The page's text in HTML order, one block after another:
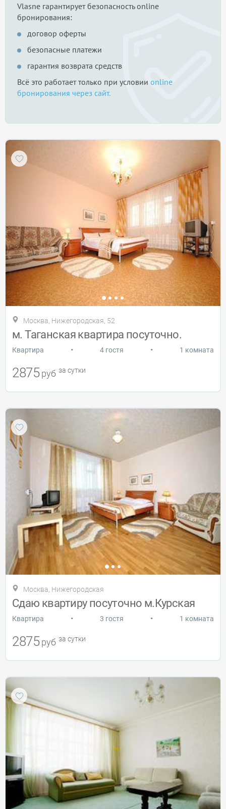
Vlasne гарантирует безопасность online
бронирования:
договор оферты
безопасные платежи
гарантия возврата средств
Всё это работает только при условии online
бронирования через сайт.
Москва, Нижегородская, 52
м. Таганская квартира посуточно.
Квартира • 4 гостя • 1 комната
2875 руб за сутки
Москва, Нижегородская
Сдаю квартиру посуточно м.Курская
Квартира • 3 гостя • 1 комната
2875 руб за сутки